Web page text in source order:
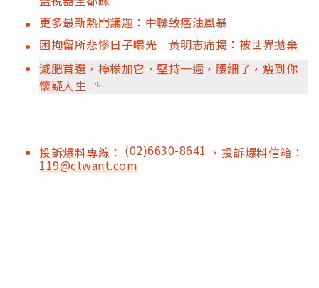
更多最新熱門議題：中聯致癌油風暴
困拘留所悲慘日子曝光 黃明志痛揭：被世界拋棄
減肥首選，檸檬加它，堅持一週，腰細了，瘦到你
懷疑人生 PR
投訴爆料專線： (02)6630-8641 、投訴爆料信箱：
119@ctwant.com